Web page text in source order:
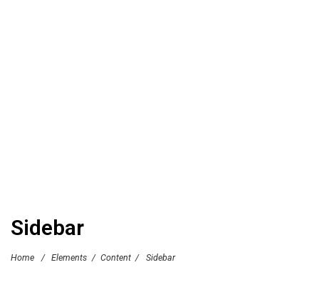
Sidebar
Home / Elements / Content / Sidebar